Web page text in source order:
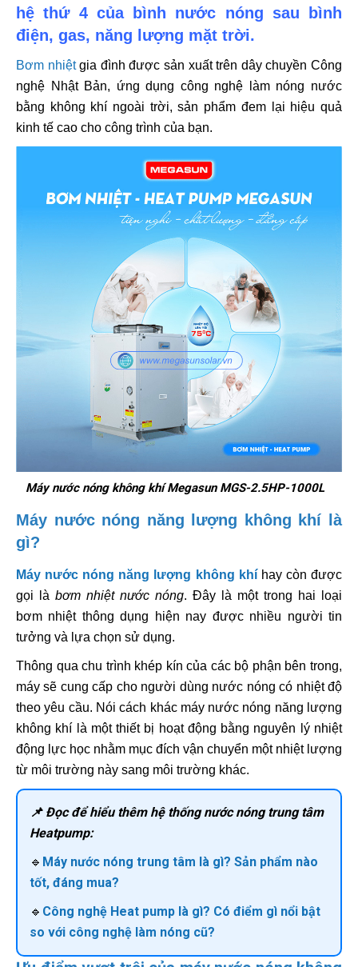
hệ thứ 4 của bình nước nóng sau bình
điện, gas, năng lượng mặt trời.
Bơm nhiệt gia đình được sản xuất trên dây chuyền Công
nghệ Nhật Bản, ứng dụng công nghệ làm nóng nước
bằng không khí ngoài trời, sản phẩm đem lại hiệu quả
kinh tế cao cho công trình của bạn.
Máy nước nóng không khí Megasun MGS-2.5HP-1000L
Máy nước nóng năng lượng không khí là
gì?
Máy nước nóng năng lượng không khíhay còn được
gọi là bơm nhiệt nước nóng. Đây là một trong hai loại
bơm nhiệt thông dụng hiện nay được nhiều người tin
tưởng và lựa chọn sử dụng.
Thông qua chu trình khép kín của các bộ phận bên trong,
máy sẽ cung cấp cho người dùng nước nóng có nhiệt độ
theo yêu cầu. Nói cách khác máy nước nóng năng lượng
không khí là một thiết bị hoạt động bằng nguyên lý nhiệt
động lực học nhằm mục đích vận chuyển một nhiệt lượng
từ môi trường này sang môi trường khác.
📌 Đọc để hiểu thêm hệ thống nước nóng trung tâm
Heatpump:
🔹 Máy nước nóng trung tâm là gì? Sản phẩm nào
tốt, đáng mua?
🔹 Công nghệ Heat pump là gì? Có điểm gì nổi bật
so với công nghệ làm nóng cũ?